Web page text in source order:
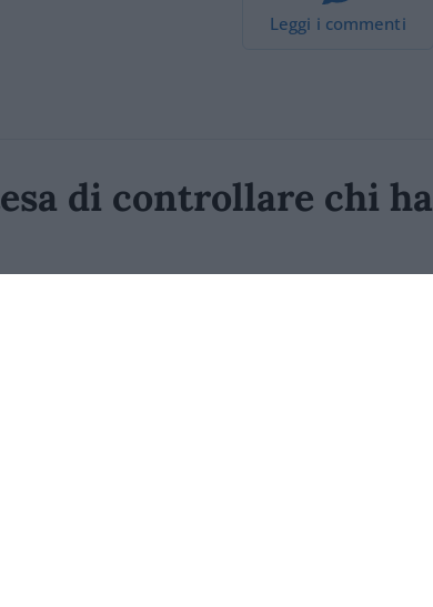
Leggi i commenti
di controllare chi ha